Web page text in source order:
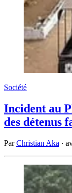
Société
Incident au
des détenus
ParChristian Aka ·